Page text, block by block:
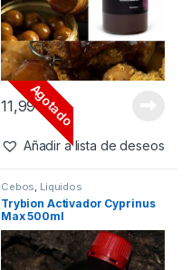
Agotado
6,99€
Añadir a lista de deseos
Cebos,Liquidos
Sticky Baits The Krill Glug